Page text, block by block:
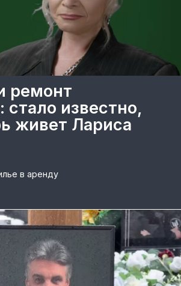
ремонт
стало известно,
живет Лариса
в аренду